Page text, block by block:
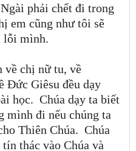
phải chết đi trong
em cũng như tôi sẽ
lỗi mình.
về chị nữ tu, về
Đức Giêsu đều dạy
học. Chúa dạy ta biết
mình đi nếu chúng ta
Thiên Chúa. Chúa
thác vào Chúa và